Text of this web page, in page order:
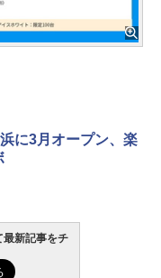
に3月オープン、楽
最新記事をチ